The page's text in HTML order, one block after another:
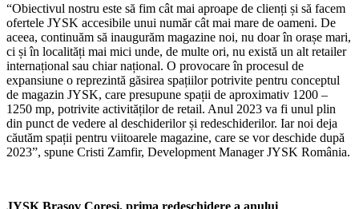
“Obiectivul nostru este să fim cât mai aproape de clienți și să facem
ofertele JYSK accesibile unui număr cât mai mare de oameni. De
aceea, continuăm să inaugurăm magazine noi, nu doar în orașe mari,
ci și în localități mai mici unde, de multe ori, nu există un alt retailer
internațional sau chiar național. O provocare în procesul de
expansiune o reprezintă găsirea spațiilor potrivite pentru conceptul
de magazin JYSK, care presupune spații de aproximativ 1200 –
1250 mp, potrivite activităților de retail. Anul 2023 va fi unul plin
din punct de vedere al deschiderilor și redeschiderilor. Iar noi deja
căutăm spații pentru viitoarele magazine, care se vor deschide după
2023”, spune Cristi Zamfir, Development Manager JYSK România.
JYSK Brașov Coresi, prima redeschidere a anului